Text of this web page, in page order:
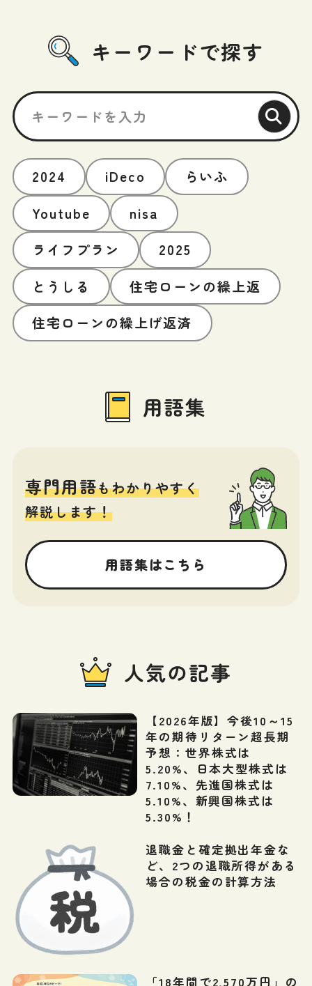
キーワードで探す
2024 iDeco
らいふ
Youtube
nisa
ライフプラン
2025
とうしる
住宅ローンの繰上返
住宅ローンの繰上げ返済
用語集
専門用語もわかりやすく
解説します！
用語集はこちら
人気の記事
【2026年版】今後10～15
年の期待リターン超長期
予想：世界株式は
5.20%、日本大型株式は
7.10%、先進国株式は
5.10%、新興国株式は
5.30%！
退職金と確定拠出年金な
ど、2つの退職所得がある
場合の税金の計算方法
「18年間で2,570万円」の